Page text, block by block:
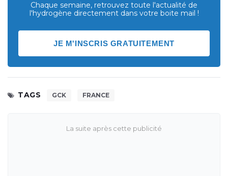
Chaque semaine, retrouvez toute l'actualité de
l'hydrogène directement dans votre boite mail !
JE M'INSCRIS GRATUITEMENT
TAGS GCK FRANCE